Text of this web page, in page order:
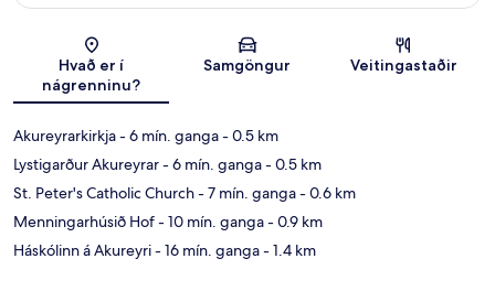
Kort
Hvað er í
nágrenninu?
Samgöngur Veitingastaðir
Akureyrarkirkja- 6 mín. ganga- 0.5 km
Lystigarður Akureyrar- 6 mín. ganga- 0.5 km
St. Peter's Catholic Church- 7 mín. ganga- 0.6 km
Menningarhúsið Hof- 10 mín. ganga- 0.9 km
Háskólinn á Akureyri- 16 mín. ganga- 1.4 km